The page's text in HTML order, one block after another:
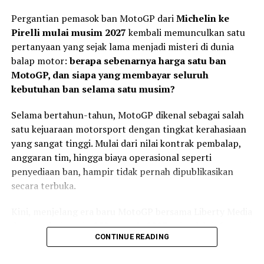
Veda Bidik Performa Lebih
Konsisten
Di sisi lain, Veda memiliki target yang berbeda. Setelah
kedelapan di Jerman, pembalap #9 ingin
mempertahankan tren positif sekaligus semakin
mendekati kelompok terdepan.
Veda menilai Silverstone merupakan sirkuit yang spesial
karena karakter lintasannya yang panjang dan cepat. Ia
tampil kompetitif hingga race day.
Usai balapan, Kiandra mengakui kesalahan saat start
menjadi faktor utama yang memengaruhi hasil akhir.
“Saya melakukan
sehingga motor mengalami
wheelie dan saya turun ke
Pergantian pemasok ban MotoGP dariMichelin ke
Pirelli mulai musim 2027kembali memunculkan satu
pertanyaan yang sejak lama menjadi misteri di dunia
balap motor:berapa sebenarnya harga satu ban
MotoGP, dan siapa yang membayar seluruh
kebutuhan ban selama satu musim?
Selama bertahun-tahun, MotoGP dikenal sebagai salah
satu kejuaraan motorsport dengan tingkat kerahasiaan
yang sangat tinggi. Mulai dari nilai kontrak pembalap,
anggaran tim, hingga biaya operasional seperti
penyediaan ban, hampir tidak pernah dipublikasikan
secara terbuka.
dan regulasi mesin 850 cc pada 2027, sejumlah informasi
CONTINUE READING